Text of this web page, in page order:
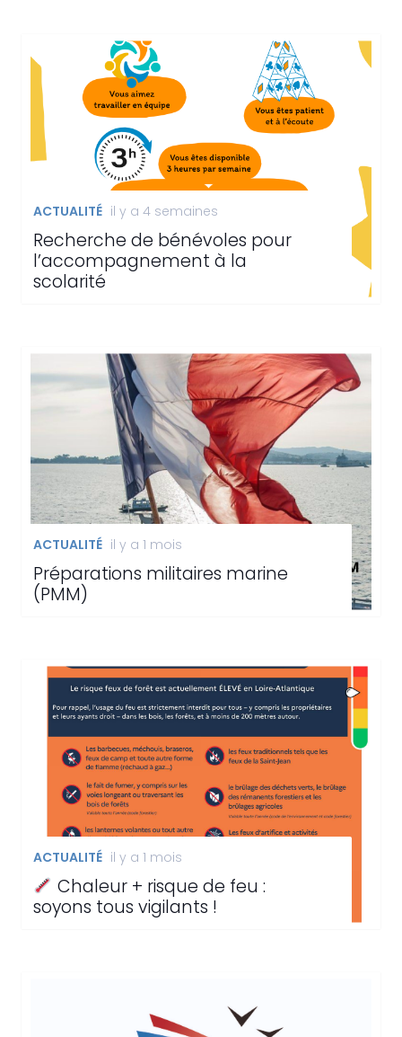
ACTUALITÉ il y a 4 semaines
Recherche de bénévoles pour
l’accompagnement à la
scolarité
ACTUALITÉ il y a 1 mois
Préparations militaires marine
(PMM)
ACTUALITÉ il y a 1 mois
Chaleur + risque de feu :
soyons tous vigilants !